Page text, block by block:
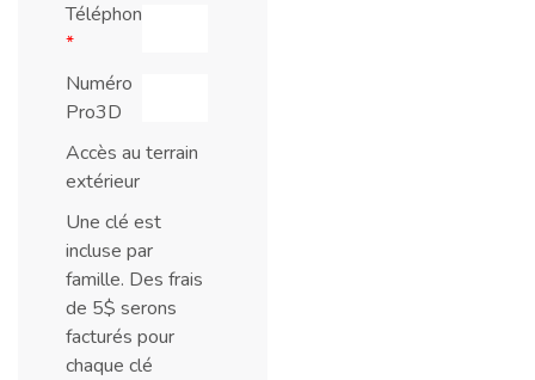
Téléphone
*
Numéro
Pro3D
Accès au terrain
extérieur
Une clé est
incluse par
famille. Des frais
de 5$ serons
facturés pour
chaque clé